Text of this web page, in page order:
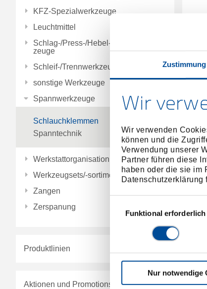
Zustimmung
Wir
Wir verwenden
können und die
Verwendung unserer
Partner führen diese
haben oder die sie im
Datenschutzerklärung
Funktional erforderlich
Nur notwendige
KFZ-Spezialwerkzeuge
Leuchtmittel
Schlag-/Press-/Hebel-/Einbauwerk
zeuge
Schleif-/Trennwerkzeuge
sonstige Werkzeuge
Spannwerkzeuge
Schlauchklemmen
Spanntechnik
Werkstattorganisation
Werkzeugsets/-sortimente
Zangen
Zerspanung
Produktlinien
Aktionen und Promotions